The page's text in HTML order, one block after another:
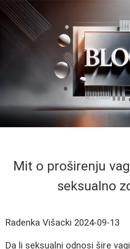
Mit o proširenju
seksualno
Radenka Višacki 2024-09-13
Da li seksualni odnosi šire